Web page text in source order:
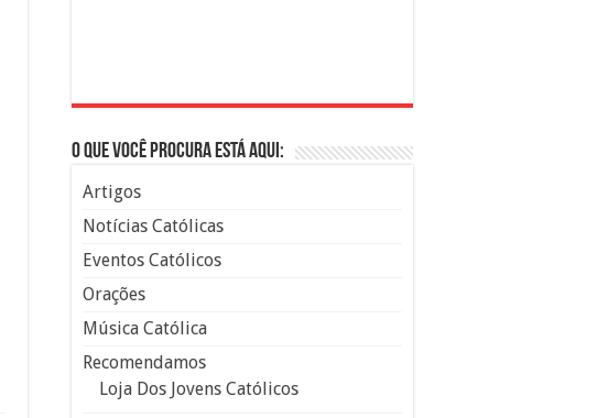
O que você procura está aqui:
Artigos
Notícias Católicas
Eventos Católicos
Orações
Música Católica
Recomendamos
Loja Dos Jovens Católicos